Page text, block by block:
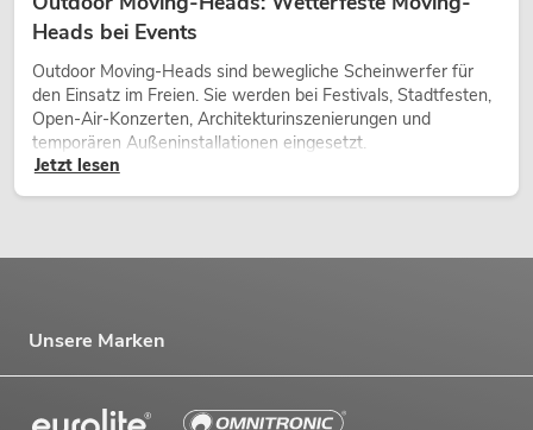
Heads bei Events
Outdoor Moving-Heads sind bewegliche Scheinwerfer für
den Einsatz im Freien. Sie werden bei Festivals, Stadtfesten,
Open-Air-Konzerten, Architekturinszenierungen und
temporären Außeninstallationen eingesetzt.
Jetzt lesen
Unsere Marken